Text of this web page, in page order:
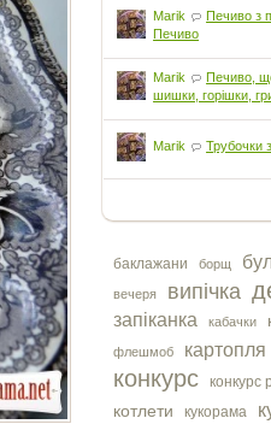
Marik Печиво з
Печиво
Marik
Печиво,
шишки, горішки,
Marik Трубочки
баклажани борщ
вечеря випічка
запіканка
кабачки
флешмоб картопля
конкурс конкурс
котлети кукорама